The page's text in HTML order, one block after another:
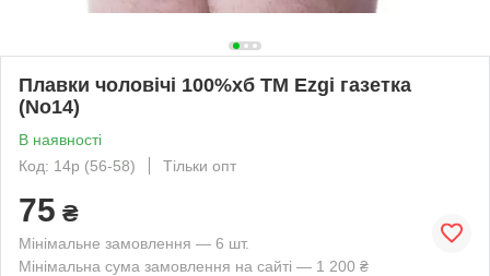
Плавки чоловічі 100%хб ТМ Ezgi газетка
(No14)
В наявності
Код: 14р (56-58)
Тільки опт
75 ₴
Мінімальне замовлення — 6 шт.
Мінімальна сума замовлення на сайті — 1 200 ₴